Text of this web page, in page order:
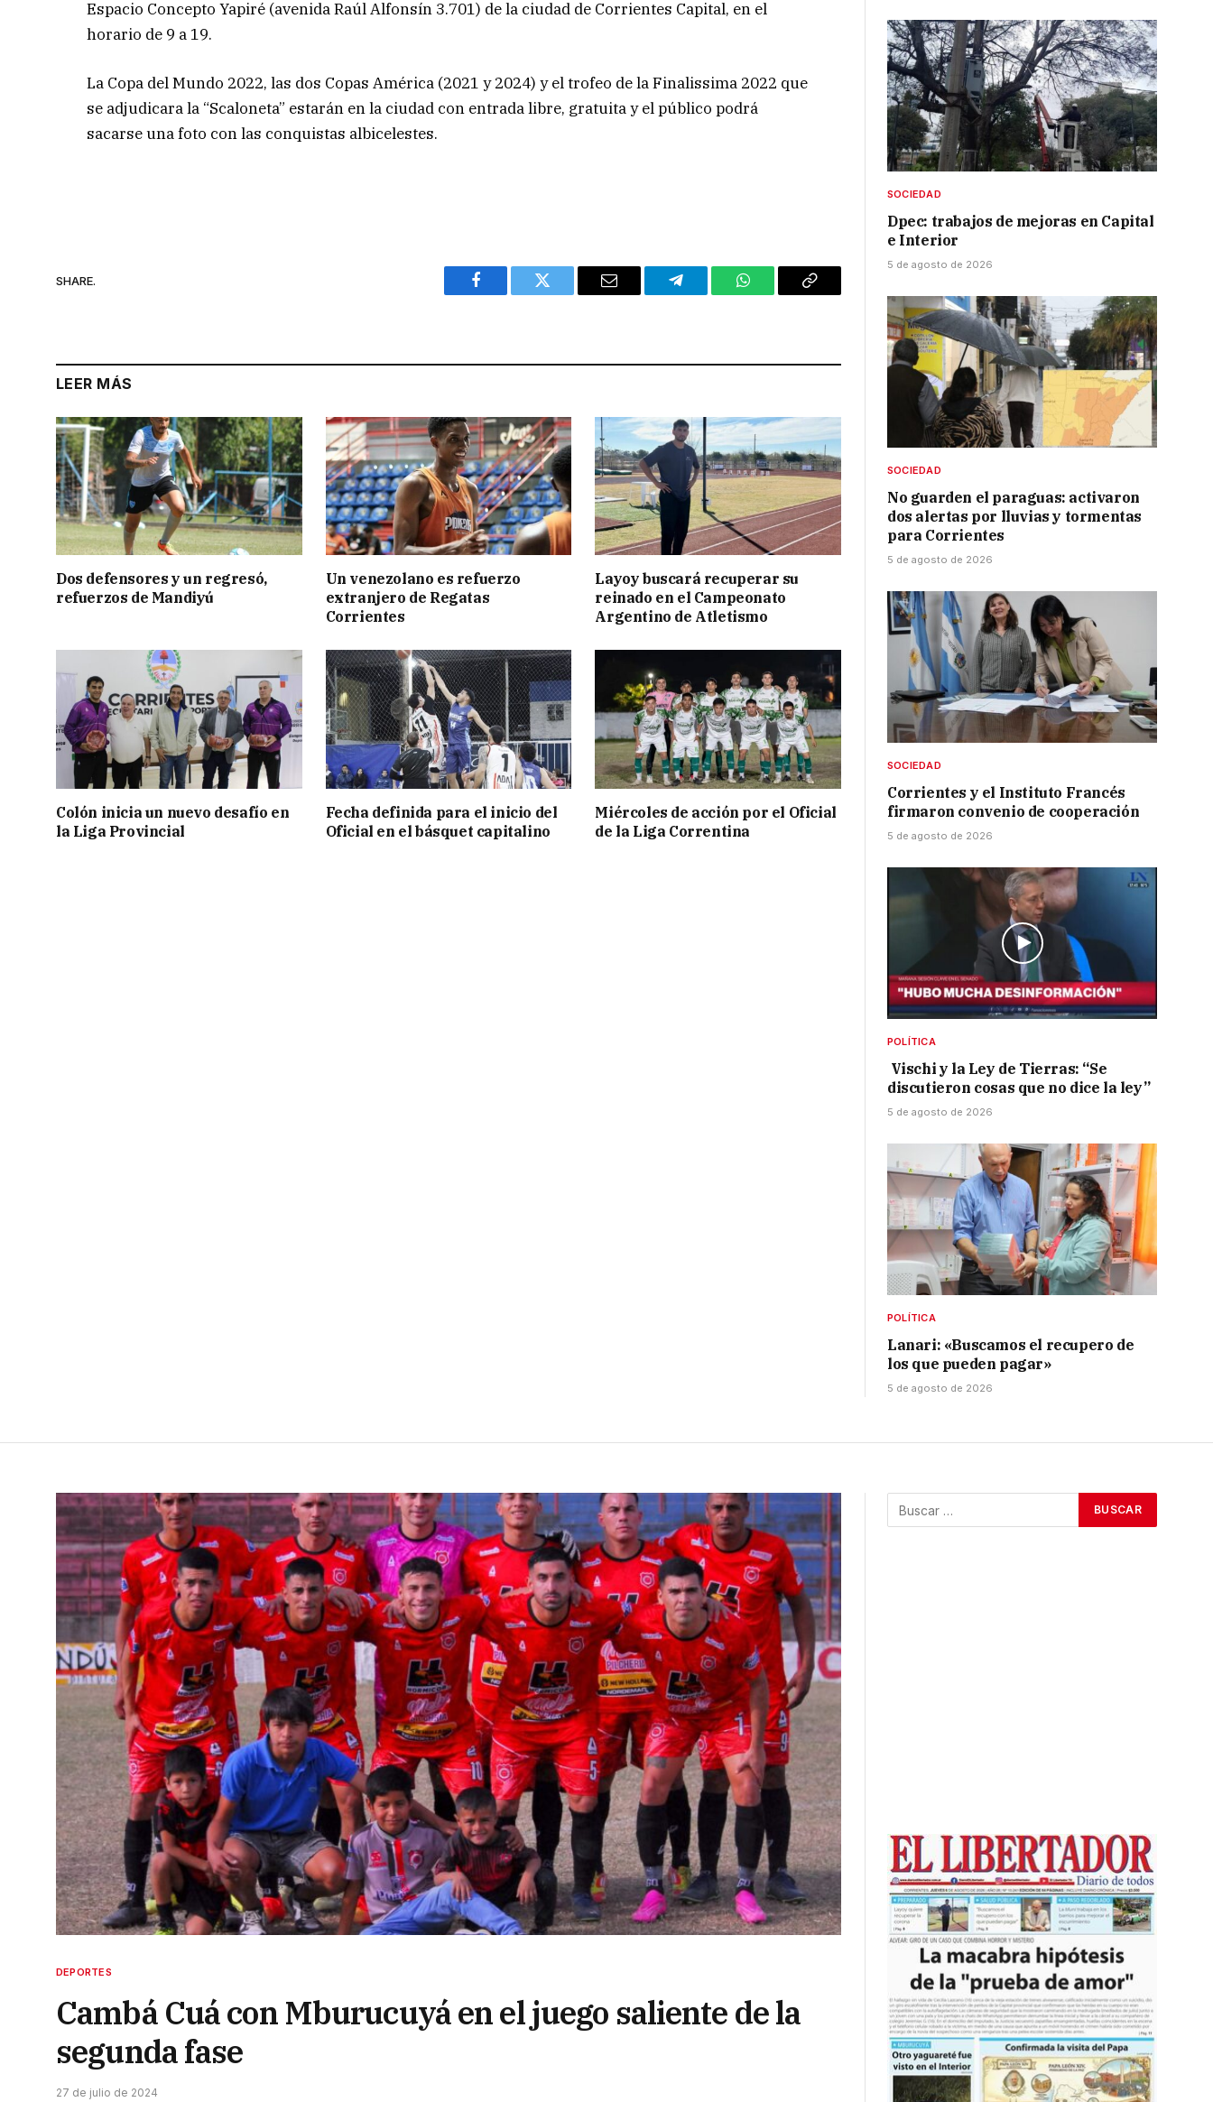
Espacio Concepto Yapiré (avenida Raúl Alfonsín 3.701) de la ciudad de Corrientes Capital, en el
horario de 9 a 19.
La Copa del Mundo 2022, las dos Copas América (2021 y 2024) y el trofeo de la Finalissima 2022 que
se adjudicara la “Scaloneta” estarán en la ciudad con entrada libre, gratuita y el público podrá
sacarse una foto con las conquistas albicelestes.
SHARE.
Facebook Twitter Email Telegram WhatsAppCopy
LEER MÁS
Dos defensores y un regresó,
refuerzos de Mandiyú
Un venezolano es refuerzo
extranjero de Regatas
Corrientes
Layoy buscará recuperar su
reinado en el Campeonato
Argentino de Atletismo
Colón inicia un nuevo desafío en
la Liga Provincial
Fecha definida para el inicio del
Oficial en el básquet capitalino
Miércoles de acción por el Oficial
de la Liga Correntina
SOCIEDAD
Dpec: trabajos de mejoras en Capital
e Interior
5 de agosto de 2026
SOCIEDAD
No guarden el paraguas: activaron
dos alertas por lluvias y tormentas
para Corrientes
5 de agosto de 2026
SOCIEDAD
Corrientes y el Instituto Francés
firmaron convenio de cooperación
5 de agosto de 2026
POLÍTICA
Vischi y la Ley de Tierras: “Se
discutieron cosas que no dice la ley”
5 de agosto de 2026
POLÍTICA
Lanari: «Buscamos el recupero de
los que pueden pagar»
5 de agosto de 2026
DEPORTES
Cambá Cuá con Mburucuyá en el juego saliente de la
segunda fase
27 de julio de 2024